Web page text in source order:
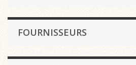
FOURNISSEURS